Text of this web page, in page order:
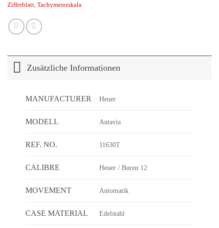
Zifferblatt, Tachymeterskala
Zusätzliche Informationen
MANUFACTURER Heuer
MODELL Autavia
REF. NO. 11630T
CALIBRE Heuer / Buren 12
MOVEMENT Automatik
CASE MATERIAL Edelstahl